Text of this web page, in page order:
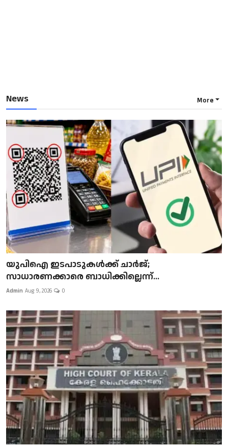
News More
യുപിഐ ഇടപാടുകൾക്ക് ചാർജ്;
സാധാരണക്കാരെ ബാധിക്കില്ലെന്ന്...
Admin Aug 9, 2026 0